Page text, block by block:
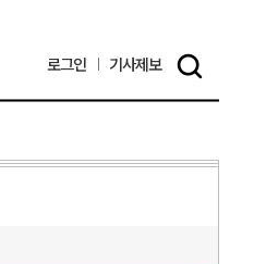
로그인 기사제보